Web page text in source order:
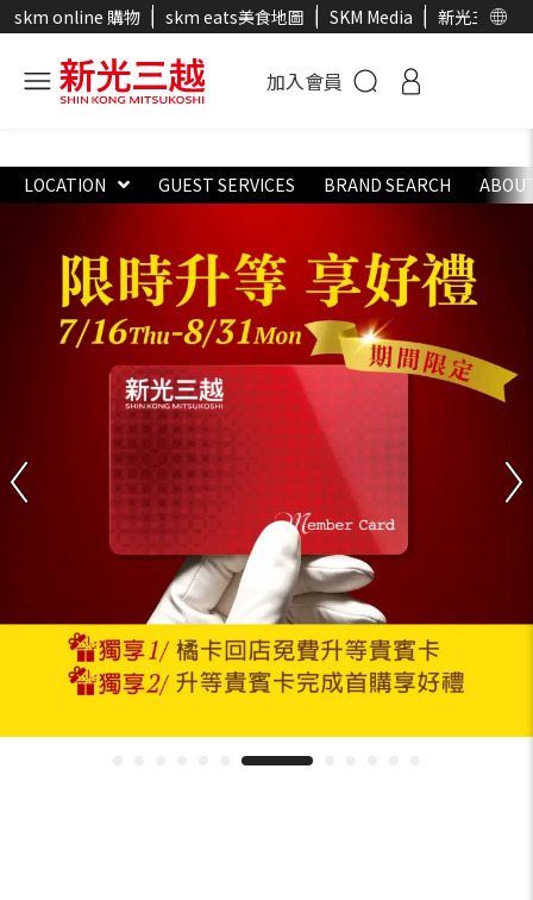
skm online 購物 skm eats美食地圖 SKM Media 新光三越官
加入會員
LOCATION GUEST SERVICES BRAND SEARCH